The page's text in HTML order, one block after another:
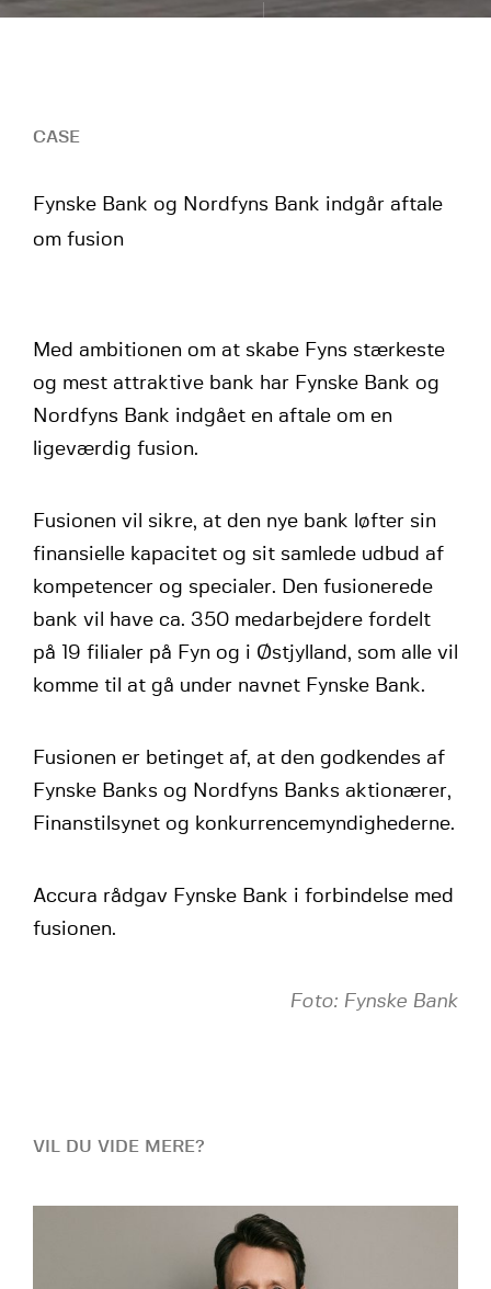
CASE
Fynske Bank og Nordfyns Bank indgår aftale
om fusion
Med ambitionen om at skabe Fyns stærkeste
og mest attraktive bank har Fynske Bank og
Nordfyns Bank indgået en aftale om en
ligeværdig fusion.
Fusionen vil sikre, at den nye bank løfter sin
finansielle kapacitet og sit samlede udbud af
kompetencer og specialer. Den fusionerede
bank vil have ca. 350 medarbejdere fordelt
på 19 filialer på Fyn og i Østjylland, som alle vil
komme til at gå under navnet Fynske Bank.
Fusionen er betinget af, at den godkendes af
Fynske Banks og Nordfyns Banks aktionærer,
Finanstilsynet og konkurrencemyndighederne.
Accura rådgav Fynske Bank i forbindelse med
fusionen.
Foto: Fynske Bank
VIL DU VIDE MERE?